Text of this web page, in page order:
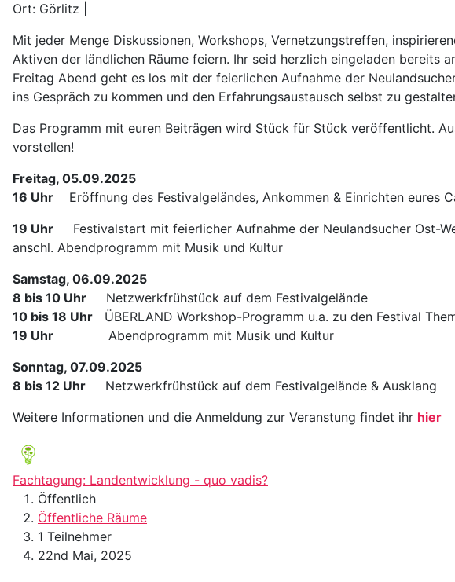
Ort: Görlitz |
Mit jeder Menge Diskussionen, Workshops, Vernetzungstreffen,
Aktiven der ländlichen Räume feiern. Ihr seid herzlich eingeladen bereits
Freitag Abend geht es los mit der feierlichen Aufnahme der
ins Gespräch zu kommen und den Erfahrungsaustausch selbst zu
Das Programm mit euren Beiträgen wird Stück für Stück veröffentlicht.
vorstellen!
Freitag, 05.09.2025
16 Uhr Eröffnung des Festivalgeländes, Ankommen & Einrichten eures
19 Uhr Festivalstart mit feierlicher Aufnahme der Neulandsucher Ost-
anschl. Abendprogramm mit Musik und Kultur
Samstag, 06.09.2025
8 bis 10 Uhr Netzwerkfrühstück auf dem Festivalgelände
10 bis 18 Uhr ÜBERLAND Workshop-Programm u.a. zu den Festival
19 Uhr Abendprogramm mit Musik und Kultur
Sonntag, 07.09.2025
8 bis 12 Uhr Netzwerkfrühstück auf dem Festivalgelände & Ausklang
Weitere Informationen und die Anmeldung zur Veranstung findet ihr hier
Fachtagung: Landentwicklung - quo vadis?
Öffentlich
Öffentliche Räume
1 Teilnehmer
22nd Mai, 2025